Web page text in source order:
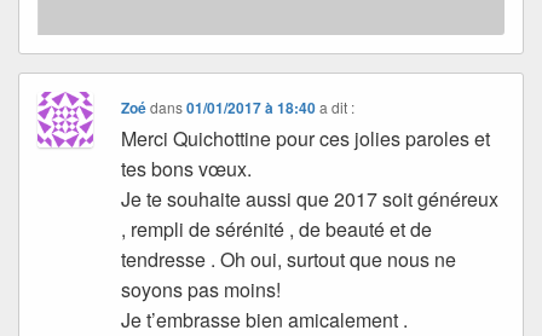
Zoédans01/01/2017 à 18:40 a dit :
Merci Quichottine pour ces jolies paroles et
tes bons vœux.
Je te souhaite aussi que 2017 soit généreux
, rempli de sérénité , de beauté et de
tendresse . Oh oui, surtout que nous ne
soyons pas moins!
Je t’embrasse bien amicalement .